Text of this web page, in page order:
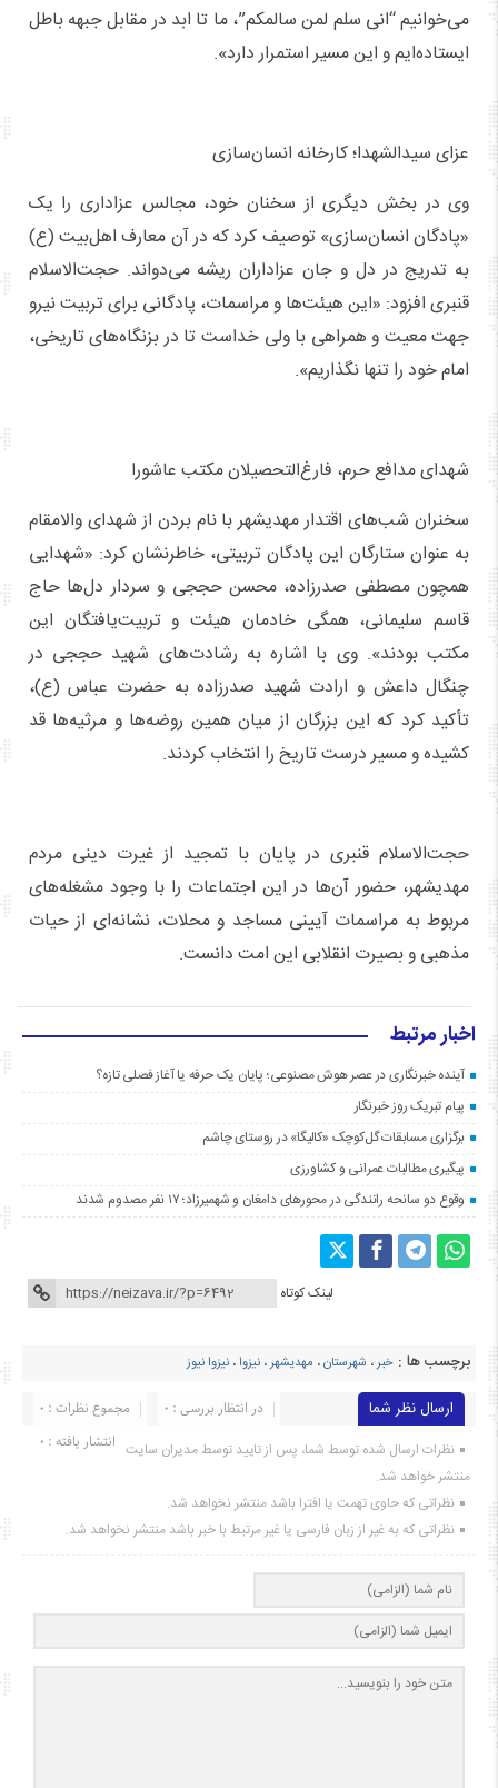
می‌خوانیم “انی سلم لمن سالمکم”، ما تا ابد در مقابل جبهه باطل
ایستاده‌ایم و این مسیر استمرار دارد».
عزای سیدالشهدا؛ کارخانه انسان‌سازی
وی در بخش دیگری از سخنان خود، مجالس عزاداری را یک
«پادگان انسان‌سازی» توصیف کرد که در آن معارف اهل‌بیت (ع)
به تدریج در دل و جان عزاداران ریشه می‌دواند. حجت‌الاسلام
قنبری افزود: «این هیئت‌ها و مراسمات، پادگانی برای تربیت نیرو
جهت معیت و همراهی با ولی خداست تا در بزنگاه‌های تاریخی،
امام خود را تنها نگذاریم».
شهدای مدافع حرم، فارغ‌التحصیلان مکتب عاشورا
سخنران شب‌های اقتدار مهدیشهر با نام بردن از شهدای والامقام
به عنوان ستارگان این پادگان تربیتی، خاطرنشان کرد: «شهدایی
همچون مصطفی صدرزاده، محسن حججی و سردار دل‌ها حاج
قاسم سلیمانی، همگی خادمان هیئت و تربیت‌یافتگان این
مکتب بودند». وی با اشاره به رشادت‌های شهید حججی در
چنگال داعش و ارادت شهید صدرزاده به حضرت عباس (ع)،
تأکید کرد که این بزرگان از میان همین روضه‌ها و مرثیه‌ها قد
کشیده و مسیر درست تاریخ را انتخاب کردند.
حجت‌الاسلام قنبری در پایان با تمجید از غیرت دینی مردم
مهدیشهر، حضور آن‌ها در این اجتماعات را با وجود مشغله‌های
مربوط به مراسمات آیینی مساجد و محلات، نشانه‌ای از حیات
مذهبی و بصیرت انقلابی این امت دانست.
اخبار مرتبط
آینده خبرنگاری در عصر هوش مصنوعی؛ پایان یک حرفه یا آغاز فصلی تازه؟
پیام تبریک روز خبرنگار
برگزاری مسابقات گل‌کوچک «کالیگا» در روستای چاشم
پیگیری مطالبات عمرانی و کشاورزی
وقوع دو سانحه رانندگی در محورهای دامغان و شهمیرزاد؛ ۱۷ نفر مصدوم شدند
لینک کوتاه
برچسب ها : خبر، شهرستان، مهدیشهر، نیزوا ، نیزوا نیوز
ارسال نظر شما مجموع نظرات : 0
در انتظار بررسی : 0
انتشار یافته : ۰ نظرات ارسال شده توسط شما، پس از تایید توسط مدیران سایت
منتشر خواهد شد.
نظراتی که حاوی تهمت یا افترا باشد منتشر نخواهد شد.
نظراتی که به غیر از زبان فارسی یا غیر مرتبط با خبر باشد منتشر نخواهد شد.